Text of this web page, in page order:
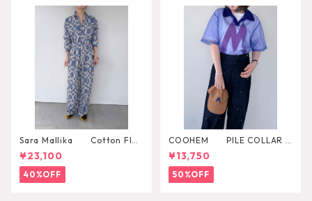
Sara Mallika Cotton Flo
wer Signal Print All In One
¥23,100
40%OFF
COOHEM PILE COLLAR S
HEER KNIT P/O
¥13,750
50%OFF